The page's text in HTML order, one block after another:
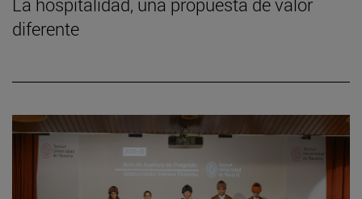
diferente